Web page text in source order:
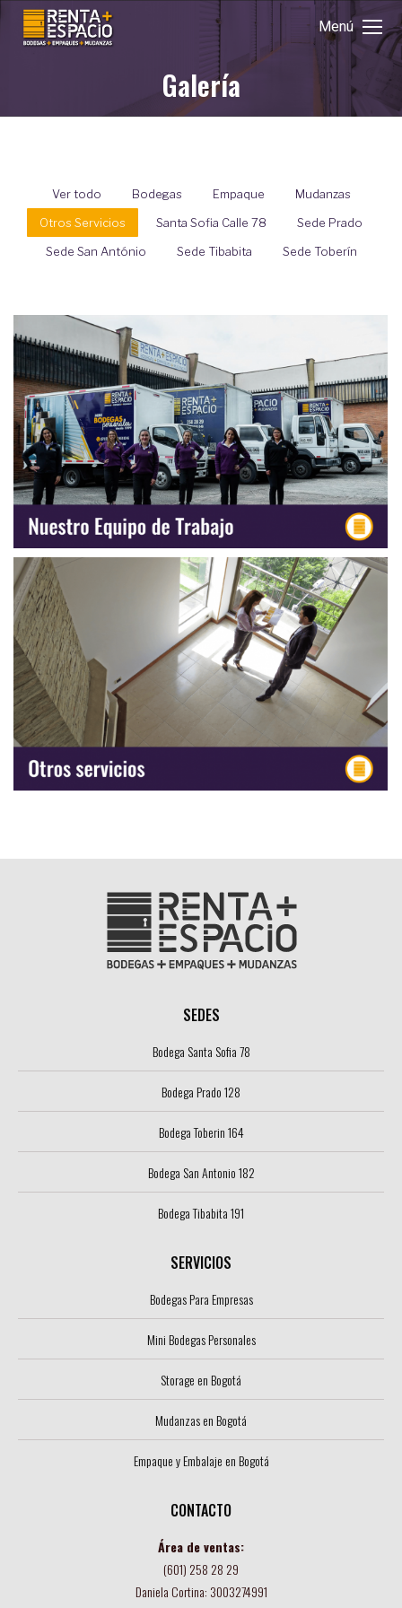
Menú
Galería
Estás aquí:
Ver todo Bodegas Empaque
Mudanzas
Otros Servicios
Santa Sofia Calle 78
Sede Prado
Sede San António
Sede Tibabita Sede Toberín
SEDES
Bodega Santa Sofia 78
Bodega Prado 128
Bodega Toberin 164
Bodega San Antonio 182
Bodega Tibabita 191
SERVICIOS
Bodegas Para Empresas
Mini Bodegas Personales
Storage en Bogotá
Mudanzas en Bogotá
Empaque y Embalaje en Bogotá
CONTACTO
Área de ventas:
(601) 258 28 29
Daniela Cortina: 3003274991